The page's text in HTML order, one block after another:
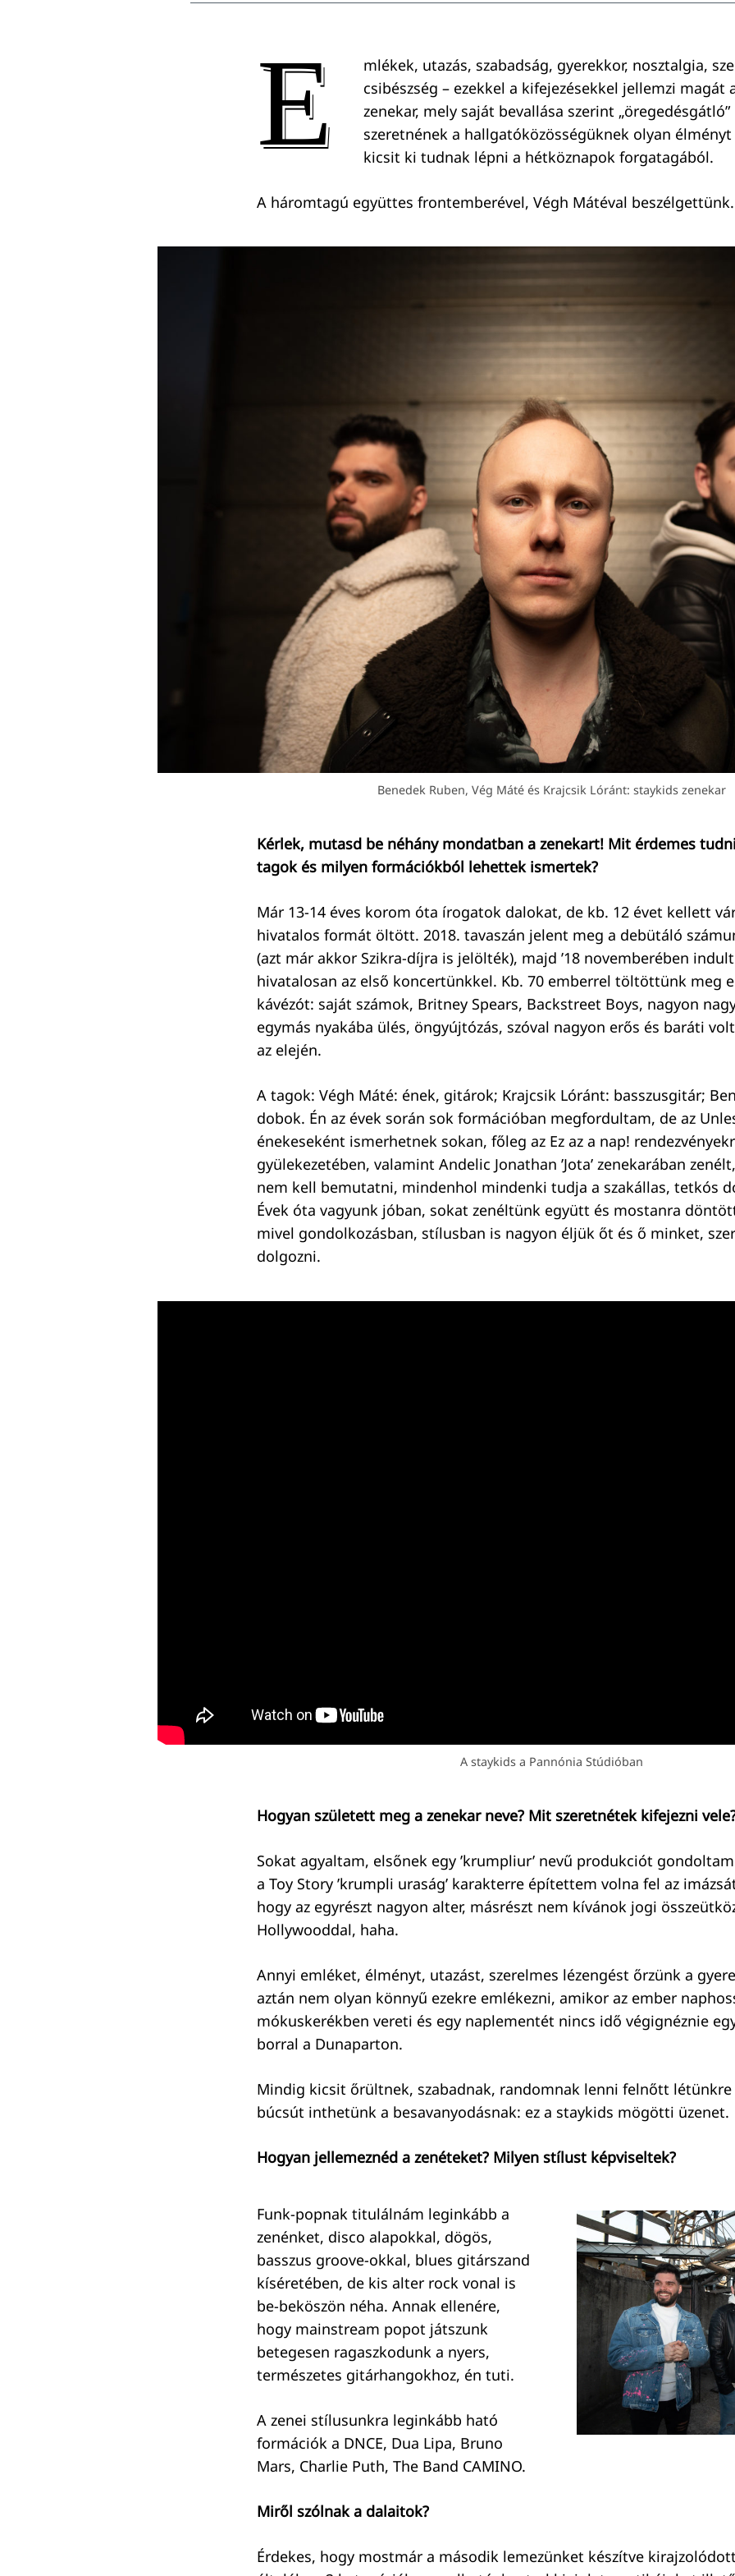
E
mlékek, utazás, szabadság, gyerekkor, nosztalgia,
csibészség – ezekkel a kifejezésekkel jellemzi magát
zenekar, mely saját bevallása szerint
szeretnének a hallgatóközösségüknek olyan
kicsit ki tudnak lépni a hétköznapok forgatagából.
A háromtagú együttes frontemberével, Végh Mátéval beszélgettünk.
Benedek Ruben, Vég Máté és Krajcsik Lóránt: staykids zenekar
Kérlek, mutasd be néhány mondatban a zenekart! Mit érdemes
tagok és milyen formációkból lehettek ismertek?
Már 13-14 éves korom óta írogatok dalokat, de kb. 12 évet kellett
hivatalos formát öltött. 2018. tavaszán jelent meg a debütáló
(azt már akkor Szikra-díjra is jelölték), majd ’18 novemberében
hivatalosan az első koncertünkkel. Kb. 70 emberrel töltöttünk meg
kávézót: saját számok, Britney Spears, Backstreet Boys, nagyon
egymás nyakába ülés, öngyújtózás, szóval nagyon erős és baráti
az elején.
A tagok: Végh Máté: ének, gitárok; Krajcsik Lóránt: basszusgitár;
dobok. Én az évek során sok formációban megfordultam, de az
énekeseként ismerhetnek sokan, főleg az Ez az a nap!
gyülekezetében, valamint Andelic Jonathan ’Jota’ zenekarában
nem kell bemutatni, mindenhol mindenki tudja a szakállas, tetkós
Évek óta vagyunk jóban, sokat zenéltünk együtt és mostanra
mivel gondolkozásban, stílusban is nagyon éljük őt és ő minket,
dolgozni.
A staykids a Pannónia Stúdióban
Hogyan született meg a zenekar neve? Mit szeretnétek kifejezni
Sokat agyaltam, elsőnek egy ’krumpliur’ nevű produkciót
a Toy Story ’krumpli uraság’ karakterre építettem volna fel az
hogy az egyrészt nagyon alter, másrészt nem kívánok jogi
Hollywooddal, haha.
Annyi emléket, élményt, utazást, szerelmes lézengést őrzünk a
aztán nem olyan könnyű ezekre emlékezni, amikor az ember
mókuskerékben vereti és egy naplementét nincs idő végignéznie
borral a Dunaparton.
Mindig kicsit őrültnek, szabadnak, randomnak lenni felnőtt létünkre
búcsút inthetünk a besavanyodásnak: ez a staykids mögötti üzenet.
Hogyan jellemeznéd a zenéteket? Milyen stílust képviseltek?
Funk-popnak titulálnám leginkább a
zenénket, disco alapokkal, dögös,
basszus groove-okkal, blues gitárszand
kíséretében, de kis alter rock vonal is
be-beköszön néha. Annak ellenére,
hogy mainstream popot játszunk
betegesen ragaszkodunk a nyers,
természetes gitárhangokhoz, én tuti.
A zenei stílusunkra leginkább ható
formációk a DNCE, Dua Lipa, Bruno
Mars, Charlie Puth, The Band CAMINO.
Miről szólnak a dalaitok?
Érdekes, hogy mostmár a második lemezünket készítve